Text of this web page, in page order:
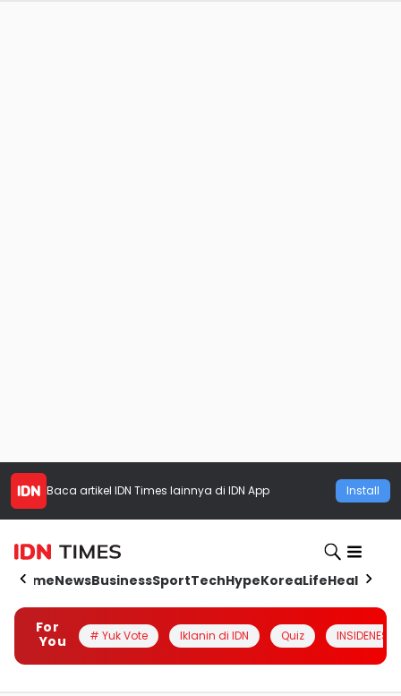
Baca artikel IDN Times lainnya di IDN App Install
HomeNewsBusinessSportTechHypeKoreaLifeHealth
For
You
# Yuk Vote Iklanin di IDN Quiz INSIDENESIA